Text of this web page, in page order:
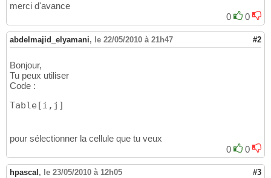
merci d'avance
0
0
abdelmajid_elyamani, le 22/05/2010 à 21h47 #2
Bonjour,
Tu peux utiliser
Code :
Table [i,j ]
pour sélectionner la cellule que tu veux
0
0
hpascal , le 23/05/2010 à 12h05 #3